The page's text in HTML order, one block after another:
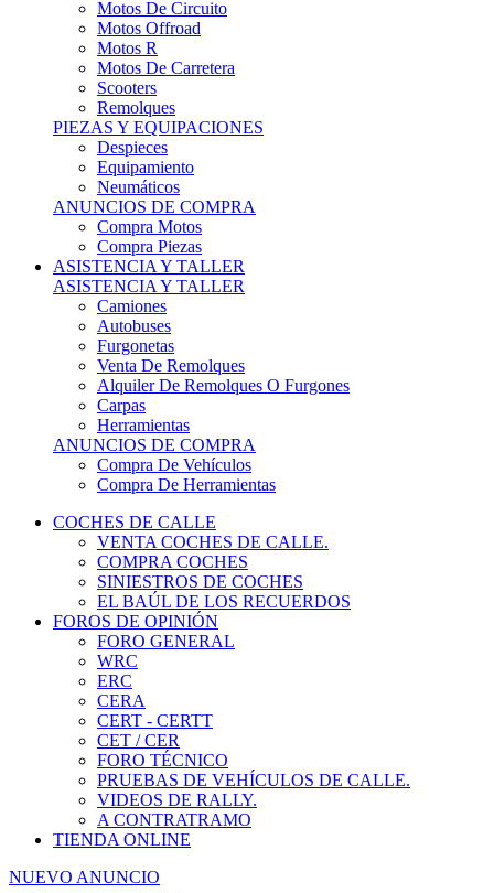
Motos R
Motos De Carretera
Scooters
Remolques
PIEZAS Y EQUIPACIONES
Despieces
Equipamiento
Neumáticos
ANUNCIOS DE COMPRA
Compra Motos
Compra Piezas
ASISTENCIA Y TALLER
ASISTENCIA Y TALLER
Camiones
Autobuses
Furgonetas
Venta De Remolques
Alquiler De Remolques O Furgones
Carpas
Herramientas
ANUNCIOS DE COMPRA
Compra De Vehículos
Compra De Herramientas
COCHES DE CALLE
VENTA COCHES DE CALLE.
COMPRA COCHES
SINIESTROS DE COCHES
EL BAÚL DE LOS RECUERDOS
FOROS DE OPINIÓN
FORO GENERAL
WRC
ERC
CERA
CERT - CERTT
CET / CER
FORO TÉCNICO
PRUEBAS DE VEHÍCULOS DE CALLE.
VIDEOS DE RALLY.
A CONTRATRAMO
TIENDA ONLINE
NUEVO ANUNCIO